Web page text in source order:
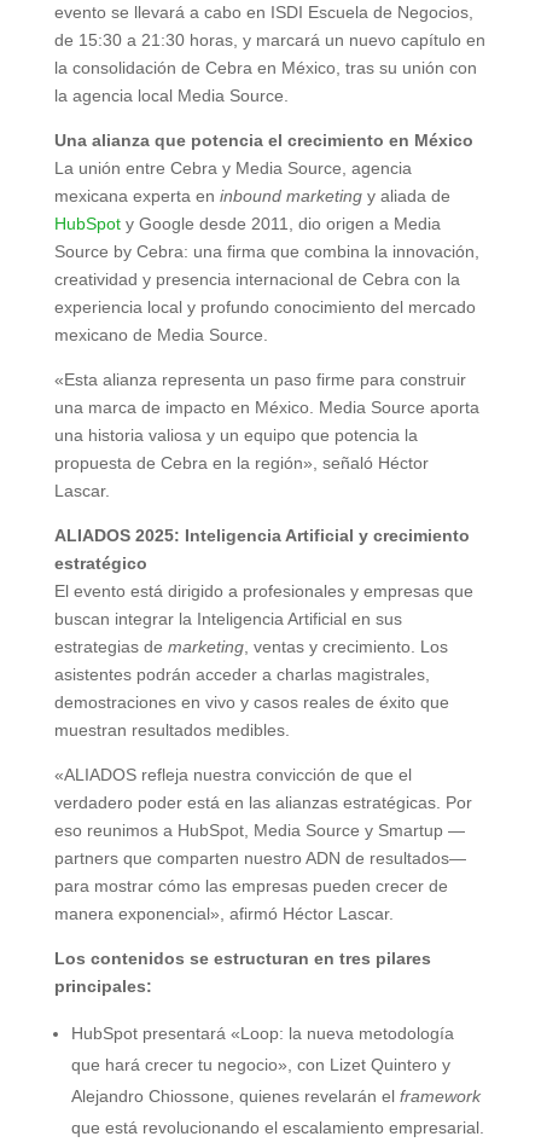
evento se llevará a cabo en ISDI Escuela de Negocios,
de 15:30 a 21:30 horas, y marcará un nuevo capítulo en
la consolidación de Cebra en México, tras su unión con
la agencia local Media Source.
Una alianza que potencia el crecimiento en México
La unión entre Cebra y Media Source, agencia
mexicana experta en inbound marketingy aliada de
HubSpoty Google desde 2011, dio origen a Media
Source by Cebra: una firma que combina la innovación,
creatividad y presencia internacional de Cebra con la
experiencia local y profundo conocimiento del mercado
mexicano de Media Source.
«Esta alianza representa un paso firme para construir
una marca de impacto en México. Media Source aporta
una historia valiosa y un equipo que potencia la
propuesta de Cebra en la región», señaló Héctor
Lascar.
ALIADOS 2025: Inteligencia Artificial y crecimiento
estratégico
El evento está dirigido a profesionales y empresas que
buscan integrar la Inteligencia Artificial en sus
estrategias de marketing, ventas y crecimiento. Los
asistentes podrán acceder a charlas magistrales,
demostraciones en vivo y casos reales de éxito que
muestran resultados medibles.
«ALIADOS refleja nuestra convicción de que el
verdadero poder está en las alianzas estratégicas. Por
eso reunimos a HubSpot, Media Source y Smartup —
partners que comparten nuestro ADN de resultados—
para mostrar cómo las empresas pueden crecer de
manera exponencial», afirmó Héctor Lascar.
Los contenidos se estructuran en tres pilares
principales:
HubSpot presentará «Loop: la nueva metodología
que hará crecer tu negocio», con Lizet Quintero y
Alejandro Chiossone, quienes revelarán el framework
que está revolucionando el escalamiento empresarial.